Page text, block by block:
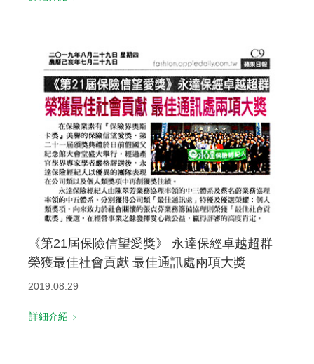
《第21屆保險信望愛獎》 永達保經卓越超群
榮獲最佳社會貢獻 最佳通訊處兩項大獎
2019.08.29
詳細介紹